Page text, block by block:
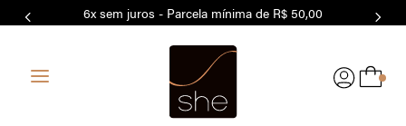
6x sem juros - Parcela mínima de R$ 50,00
0
7º MODAL